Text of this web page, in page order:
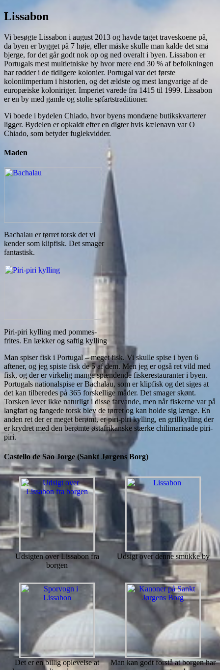
Lissabon
Vi besøgte Lissabon i august 2013 og havde taget traveskoene på,
da byen er bygget på 7 høje, eller måske skulle man kalde det små
bjerge, for det går godt nok op og ned overalt i byen. Lissabon er
Portugals mest multietniske by hvor mere end 30 % af befolkningen
har rødder i de tidligere kolonier. Portugal var det første
koloniimperium i historien, og det ældste og mest langvarige af de
europæiske koloniriger. Imperiet varede fra 1415 til 1999. Lissabon
er en by med gamle og stolte søfartstraditioner.
Vi boede i bydelen Chiado, hvor byens mondæne butikskvarterer
ligger. Bydelen er opkaldt efter en digter hvis kælenavn var O
Chiado, som betyder fuglekvidder.
Maden
Bachalau er tørret torsk det vi
kender som klipfisk. Det smager
fantastisk.
Piri-piri kylling med pommes-
frites. En lækker og saftig kylling
Man spiser fisk i Portugal – meget fisk. Vi skulle spise i byen 6
aftener, og jeg spiste fisk de 5 af dem. Men jeg er også ret vild med
fisk, og der er virkelig mange spændende fiskerestauranter i byen.
Portugals nationalspise er Bachalau, som er klipfisk og det siges at
det kan tilberedes på 365 forskellige måder. Det smager skønt.
Torsken lever ikke naturligt i disse farvande, men når fiskerne var på
langfart og fangede torsk blev de tørret og kan holde sig længe. En
anden ret der er meget berømt, er piri-piri kylling, en grillkylling der
er krydret med den berømte østafrikanske stærke chilimarinade piri-
piri.
Castello de Sao Jorge (Sankt Jørgens Borg)
Udsigten over Lissabon fra
borgen
Udsigt over denne smukke by
Det er en billig oplevelse at
Man kan godt forstå at borgen har